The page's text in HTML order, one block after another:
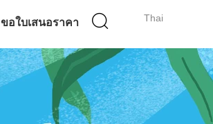
Thai
ขอใบเสนอราคา